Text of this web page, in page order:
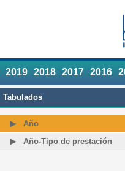
2019 2018 2017 2016
Tabulados
Año
Año-Tipo de prestación